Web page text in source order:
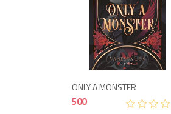
ONLY A MONSTER
500
Agotado